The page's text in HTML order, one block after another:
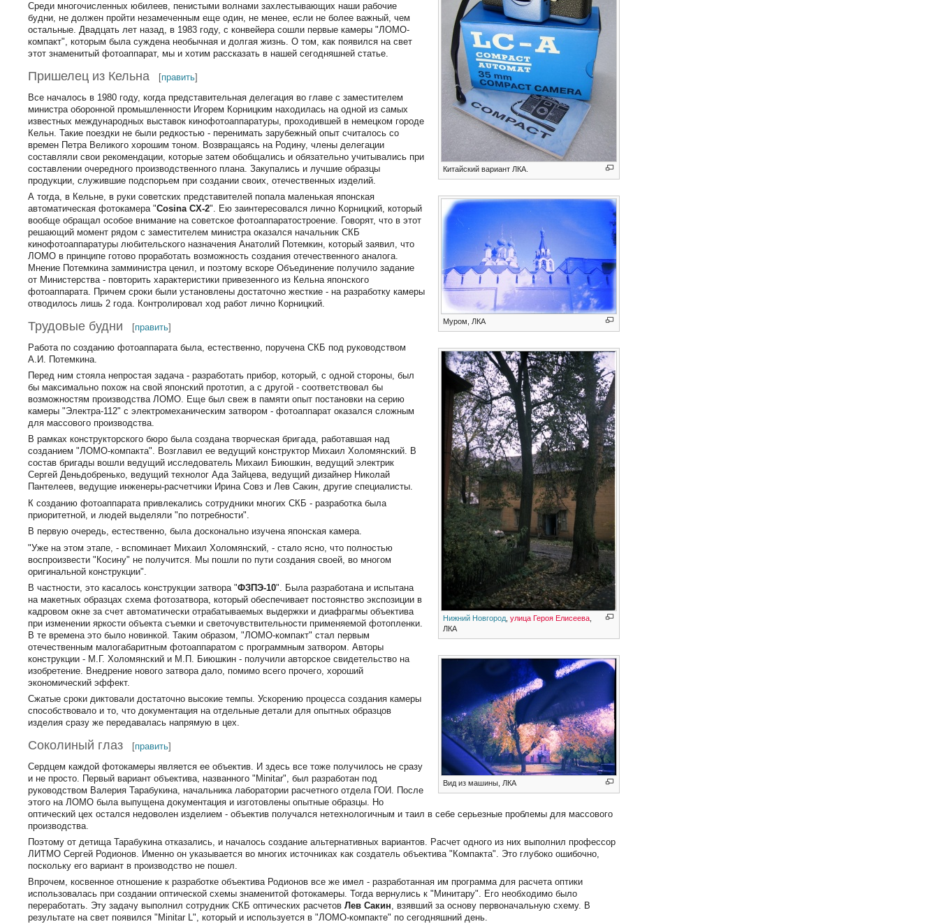
Китайский вариант ЛКА.
Муром, ЛКА
Нижний Новгород ,улица Героя Елисеева
ЛКА
Вид из машины, ЛКА
Среди многочисленных юбилеев, пенистыми волнами захлестывающих наши рабочие
будни, не должен пройти незамеченным еще один, не менее, если не более важный, чем
остальные. Двадцать лет назад, в 1983 году, с конвейера сошли первые камеры "ЛОМО-
компакт", которым была суждена необычная и долгая жизнь. О том, как появился на свет
этот знаменитый фотоаппарат, мы и хотим рассказать в нашей сегодняшней статье.
Пришелец из Кельна [править]
Все началось в 1980 году, когда представительная делегация во главе с заместителем
министра оборонной промышленности Игорем Корницким находилась на одной из самых
известных международных выставок кинофотоаппаратуры, проходившей в немецком городе
Кельн. Такие поездки не были редкостью - перенимать зарубежный опыт считалось со
времен Петра Великого хорошим тоном. Возвращаясь на Родину, члены делегации
составляли свои рекомендации, которые затем обобщались и обязательно учитывались при
составлении очередного производственного плана. Закупались и лучшие образцы
продукции, служившие подспорьем при создании своих, отечественных изделий.
А тогда, в Кельне, в руки советских представителей попала маленькая японская
автоматическая фотокамера "Cosina CX-2". Ею заинтересовался лично Корницкий, который
вообще обращал особое внимание на советское фотоаппаратостроение. Говорят, что в этот
решающий момент рядом с заместителем министра оказался начальник СКБ
кинофотоаппаратуры любительского назначения Анатолий Потемкин, который заявил, что
ЛОМО в принципе готово проработать возможность создания отечественного аналога.
Мнение Потемкина замминистра ценил, и поэтому вскоре Объединение получило задание
от Министерства - повторить характеристики привезенного из Кельна японского
фотоаппарата. Причем сроки были установлены достаточно жесткие - на разработку камеры
отводилось лишь 2 года. Контролировал ход работ лично Корницкий.
Трудовые будни [править]
Работа по созданию фотоаппарата была, естественно, поручена СКБ под руководством
А.И. Потемкина.
Перед ним стояла непростая задача - разработать прибор, который, с одной стороны, был
бы максимально похож на свой японский прототип, а с другой - соответствовал бы
возможностям производства ЛОМО. Еще был свеж в памяти опыт постановки на серию
камеры "Электра-112" с электромеханическим затвором - фотоаппарат оказался сложным
для массового производства.
В рамках конструкторского бюро была создана творческая бригада, работавшая над
созданием "ЛОМО-компакта". Возглавил ее ведущий конструктор Михаил Холомянский. В
состав бригады вошли ведущий исследователь Михаил Биюшкин, ведущий электрик
Сергей Деньдобренько, ведущий технолог Ада Зайцева, ведущий дизайнер Николай
Пантелеев, ведущие инженеры-расчетчики Ирина Совз и Лев Сакин, другие специалисты.
К созданию фотоаппарата привлекались сотрудники многих СКБ - разработка была
приоритетной, и людей выделяли "по потребности".
В первую очередь, естественно, была досконально изучена японская камера.
"Уже на этом этапе, - вспоминает Михаил Холомянский, - стало ясно, что полностью
воспроизвести "Косину" не получится. Мы пошли по пути создания своей, во многом
оригинальной конструкции".
В частности, это касалось конструкции затвора "ФЗПЭ-10". Была разработана и испытана
на макетных образцах схема фотозатвора, который обеспечивает постоянство экспозиции в
кадровом окне за счет автоматически отрабатываемых выдержки и диафрагмы объектива
при изменении яркости объекта съемки и светочувствительности применяемой фотопленки.
В те времена это было новинкой. Таким образом, "ЛОМО-компакт" стал первым
отечественным малогабаритным фотоаппаратом с программным затвором. Авторы
конструкции - М.Г. Холомянский и М.П. Биюшкин - получили авторское свидетельство на
изобретение. Внедрение нового затвора дало, помимо всего прочего, хороший
экономический эффект.
Сжатые сроки диктовали достаточно высокие темпы. Ускорению процесса создания камеры
способствовало и то, что документация на отдельные детали для опытных образцов
изделия сразу же передавалась напрямую в цех.
Соколиный глаз [править]
Сердцем каждой фотокамеры является ее объектив. И здесь все тоже получилось не сразу
и не просто. Первый вариант объектива, названного "Minitar", был разработан под
руководством Валерия Тарабукина, начальника лаборатории расчетного отдела ГОИ. После
этого на ЛОМО была выпущена документация и изготовлены опытные образцы. Но
оптический цех остался недоволен изделием - объектив получался нетехнологичным и таил в себе серьезные проблемы для массового
производства.
Поэтому от детища Тарабукина отказались, и началось создание альтернативных вариантов. Расчет одного из них выполнил профессор
ЛИТМО Сергей Родионов. Именно он указывается во многих источниках как создатель объектива "Компакта". Это глубоко ошибочно,
поскольку его вариант в производство не пошел.
Впрочем, косвенное отношение к разработке объектива Родионов все же имел - разработанная им программа для расчета оптики
использовалась при создании оптической схемы знаменитой фотокамеры. Тогда вернулись к "Минитару". Его необходимо было
переработать. Эту задачу выполнил сотрудник СКБ оптических расчетовЛев Сакин, взявший за основу первоначальную схему. В
результате на свет появился "Minitar L", который и используется в "ЛОМО-компакте" по сегодняшний день.